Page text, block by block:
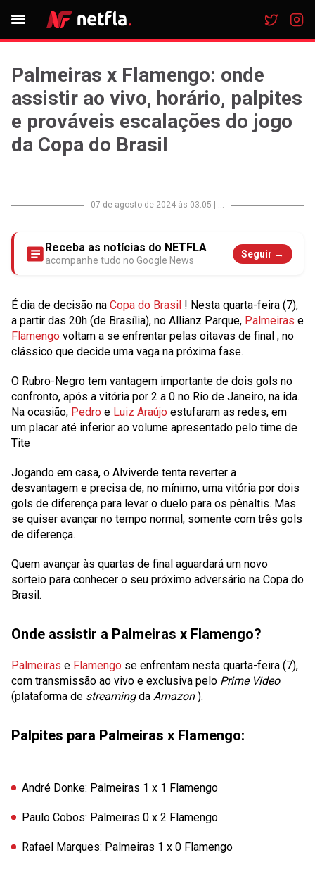
Palmeiras x Flamengo: onde
assistir ao vivo, horário, palpites
e prováveis escalações do jogo
da Copa do Brasil
07 de agosto de 2024 às 03:05 ...
Receba as notícias do NETFLA
acompanhe tudo no Google News
Seguir →
É dia de decisão na Copa do Brasil ! Nesta quarta-feira (7),
a partir das 20h (de Brasília), no Allianz Parque, Palmeiras e
Flamengo voltam a se enfrentar pelas oitavas de final , no
clássico que decide uma vaga na próxima fase.
O Rubro-Negro tem vantagem importante de dois gols no
confronto, após a vitória por 2 a 0 no Rio de Janeiro, na ida.
Na ocasião, Pedro e Luiz Araújo estufaram as redes, em
um placar até inferior ao volume apresentado pelo time de
Tite
Jogando em casa, o Alviverde tenta reverter a
desvantagem e precisa de, no mínimo, uma vitória por dois
gols de diferença para levar o duelo para os pênaltis. Mas
se quiser avançar no tempo normal, somente com três gols
de diferença.
Quem avançar às quartas de final aguardará um novo
sorteio para conhecer o seu próximo adversário na Copa do
Brasil.
Onde assistir a Palmeiras x Flamengo?
Palmeiras e Flamengo se enfrentam nesta quarta-feira (7),
com transmissão ao vivo e exclusiva pelo Prime Video
(plataforma de streamingda Amazon).
Palpites para Palmeiras x Flamengo:
André Donke: Palmeiras 1 x 1 Flamengo
Paulo Cobos: Palmeiras 0 x 2 Flamengo
Rafael Marques: Palmeiras 1 x 0 Flamengo